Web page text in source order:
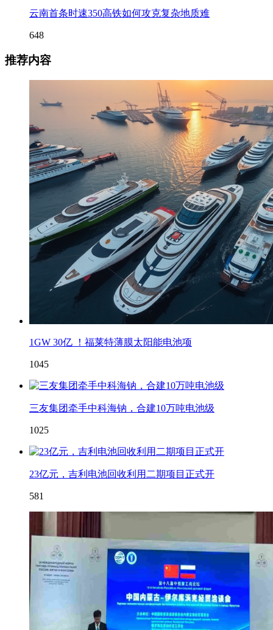
云南首条时速350高铁如何攻克复杂地质难
648
推荐内容
1GW 30亿 ！福莱特薄膜太阳能电池项
1045
三友集团牵手中科海钠，合建10万吨电池级
1025
23亿元，吉利电池回收利用二期项目正式开
581